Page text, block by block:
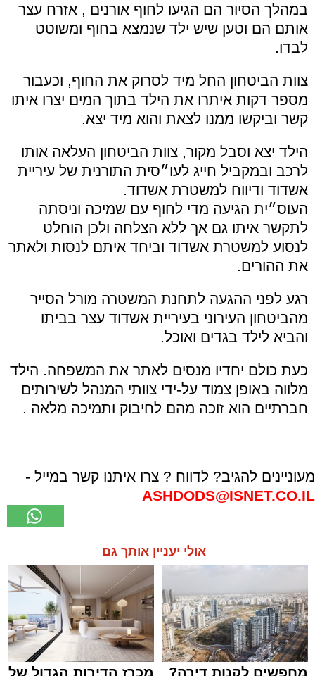
במהלך הסיור הם הגיעו לחוף אורנים , אזרח עצר
אותם הם וטען שיש ילד שנמצא בחוף ומשוטט
לבדו.
צוות הביטחון החל מיד לסרוק את החוף, וכעבור
מספר דקות איתרו את הילד בתוך המים יצרו איתו
קשר וביקשו ממנו לצאת והוא מיד יצא.
הילד יצא וסבל מקור, צוות הביטחון העלאה אותו
לרכב ובמקביל חייג לעו״סית התורנית של עיריית
אשדוד ודיווח למשטרת אשדוד.
העוס״ית הגיעה מדי לחוף עם שמיכה וניסתה
לתקשר איתו גם אך ללא הצלחה ולכן הוחלט
לנסוע למשטרת אשדוד וביחד איתם לנסות ולאתר
את ההורים.
רגע לפני ההגעה לתחנת המשטרה מורל הסייר
מהביטחון העירוני בעיריית אשדוד עצר בביתו
והביא לילד בגדים ואוכל.
כעת כולם יחדיו מנסים לאתר את המשפחה. הילד
מלווה באופן צמוד על-ידי צוותי המנהל לשירותים
חברתיים הוא זוכה מהם לחיבוק ותמיכה מלאה .
מעוניינים להגיב? לדווח ? צרו איתנו קשר במייל -
ASHDODS@ISNET.CO.IL
אולי יעניין אותך גם
מחפשים לקנות דירה?
מכרז הדירות הגדול של